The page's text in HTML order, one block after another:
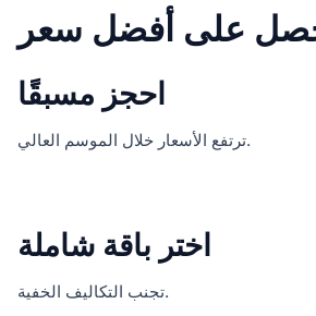
على أفضل سعر
احجز مسبقًا
ترتفع الأسعار خلال الموسم العالي.
اختر باقة شاملة
تجنب التكاليف الخفية.